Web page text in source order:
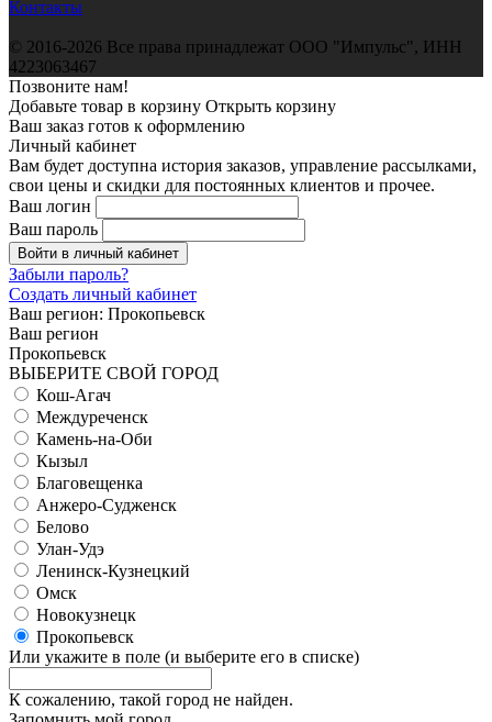
Контакты
© 2016-2026 Все права принадлежат ООО "Импульс", ИНН
4223063467
Позвоните нам!
Добавьте товар в корзину Открыть корзину
Ваш заказ готов к оформлению
Личный кабинет
Вам будет доступна история заказов, управление рассылками,
свои цены и скидки для постоянных клиентов и прочее.
Ваш логин
Ваш пароль
Войти в личный кабинет
Забыли пароль?
Создать личный кабинет
Ваш регион: Прокопьевск
Ваш регион
Прокопьевск
ВЫБЕРИТЕ СВОЙ ГОРОД
Кош-Агач
Междуреченск
Камень-на-Оби
Кызыл
Благовещенка
Анжеро-Судженск
Белово
Улан-Удэ
Ленинск-Кузнецкий
Омск
Новокузнецк
Прокопьевск
Или укажите в поле (и выберите его в списке)
К сожалению, такой город не найден.